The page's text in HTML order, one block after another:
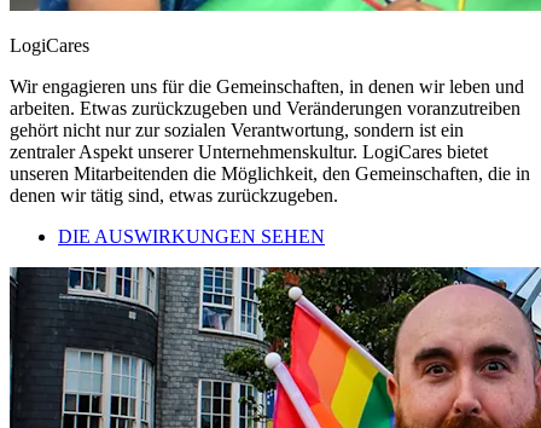
LogiCares
Wir engagieren uns für die Gemeinschaften, in denen wir leben und
arbeiten. Etwas zurückzugeben und Veränderungen voranzutreiben
gehört nicht nur zur sozialen Verantwortung, sondern ist ein
zentraler Aspekt unserer Unternehmenskultur. LogiCares bietet
unseren Mitarbeitenden die Möglichkeit, den Gemeinschaften, die in
denen wir tätig sind, etwas zurückzugeben.
DIE AUSWIRKUNGEN SEHEN